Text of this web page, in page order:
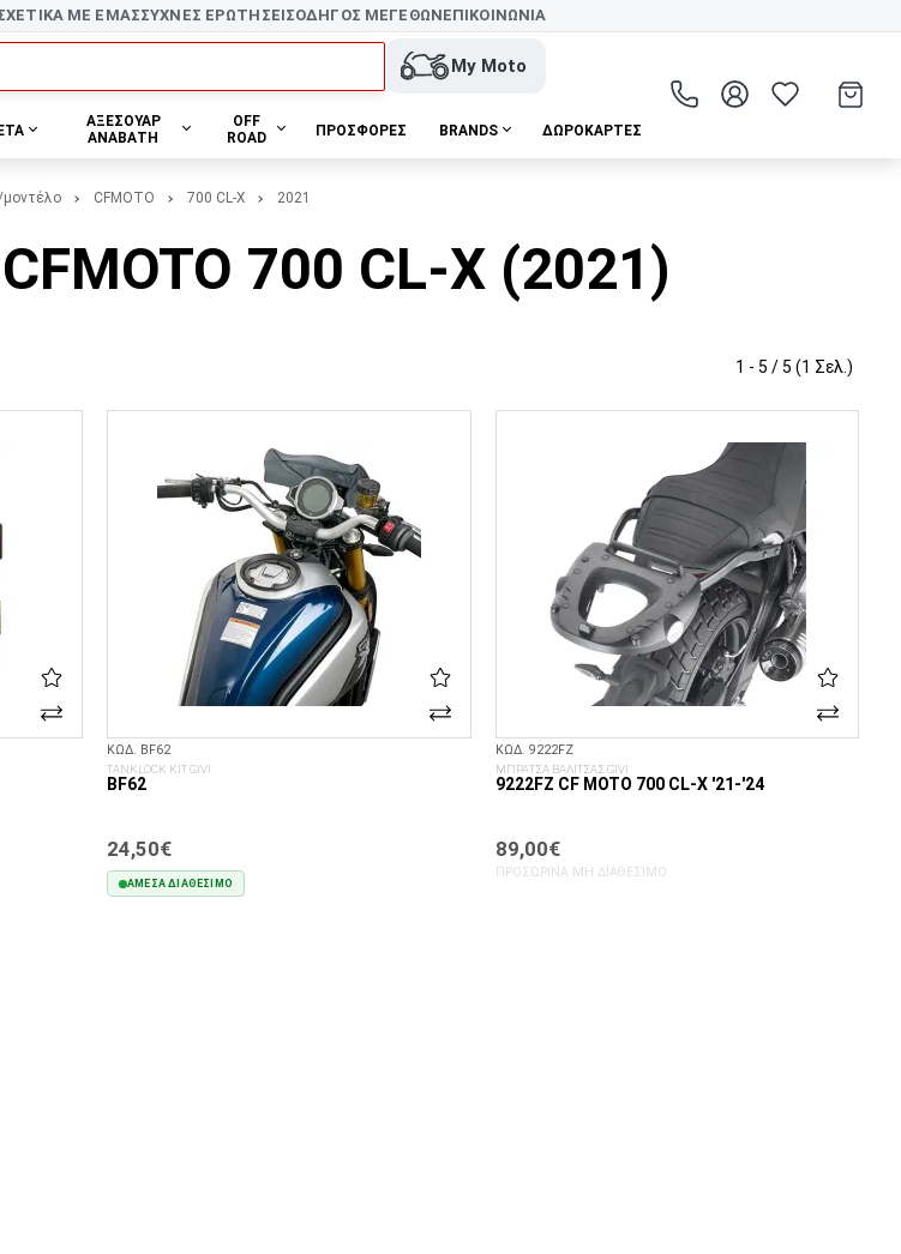
ΜΕ ΕΜΑΣΣΥΧΝΕΣ ΕΡΩΤΗΣΕΙΣΟΔΗΓΟΣ ΜΕΓΕΘΩΝΕΠΙΚΟΙΝΩΝΙΑ
My Moto
ΑΞΕΣΟΥΑΡ
ΑΝΑΒΑΤΗ
OFF
ROAD
ΠΡΟΣΦΟΡΕΣ BRANDS ΔΩΡΟΚΆΡΤΕΣ
CFMOTO 700 CL-X 2021
700 CL-X (2021)
1 - 5 / 5 (1 Σελ.)
ΚΩΔ. BF62
TANKLOCK KIT GIVI
BF62
24,50€
ΆΜΕΣΑ ΔΙΑΘΈΣΙΜΟ
ΚΩΔ. 9222FZ
ΜΠΡΑΤΣΑ ΒΑΛΙΤΣΑΣ GIVI
9222FZ CF MOTO 700 CL-X '21-'24
89,00€
ΠΡΟΣΩΡΙΝΆ ΜΗ ΔΙΑΘΈΣΙΜΟ